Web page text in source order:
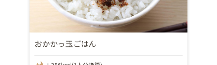
おかかっ玉ごはん